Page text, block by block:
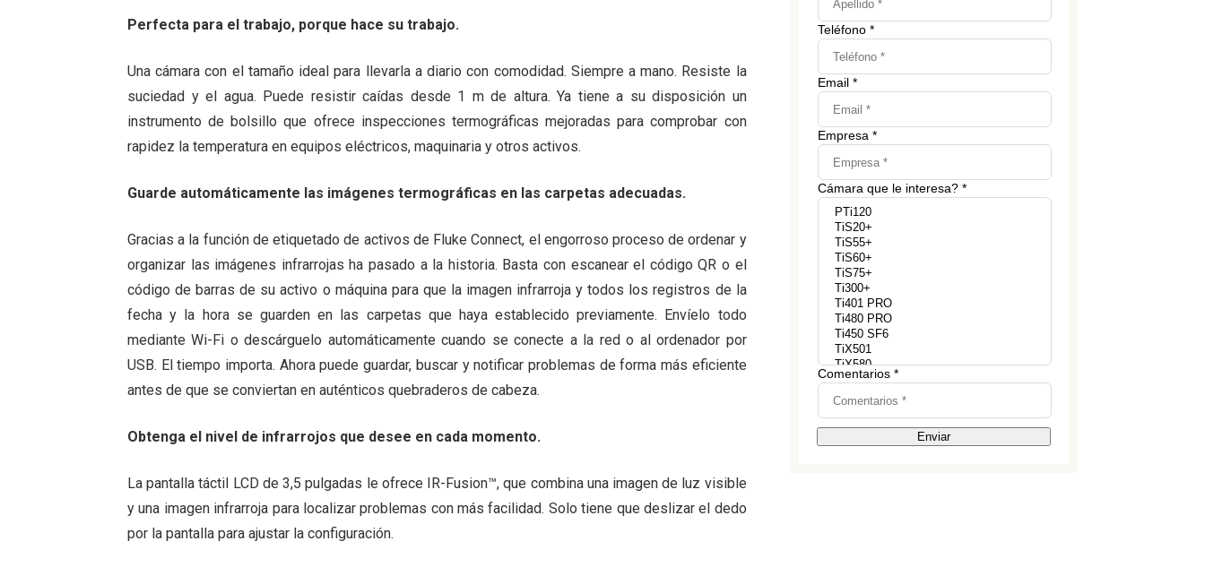
Perfecta para el trabajo, porque hace su trabajo.
Una cámara con el tamaño ideal para llevarla a diario con comodidad. Siempre a mano. Resiste la
suciedad y el agua. Puede resistir caídas desde 1 m de altura. Ya tiene a su disposición un
instrumento de bolsillo que ofrece inspecciones termográficas mejoradas para comprobar con
rapidez la temperatura en equipos eléctricos, maquinaria y otros activos.
Guarde automáticamente las imágenes termográficas en las carpetas adecuadas.
Gracias a la función de etiquetado de activos de Fluke Connect, el engorroso proceso de ordenar y
organizar las imágenes infrarrojas ha pasado a la historia. Basta con escanear el código QR o el
código de barras de su activo o máquina para que la imagen infrarroja y todos los registros de la
fecha y la hora se guarden en las carpetas que haya establecido previamente. Envíelo todo
mediante Wi-Fi o descárguelo automáticamente cuando se conecte a la red o al ordenador por
USB. El tiempo importa. Ahora puede guardar, buscar y notificar problemas de forma más eficiente
antes de que se conviertan en auténticos quebraderos de cabeza.
Obtenga el nivel de infrarrojos que desee en cada momento.
La pantalla táctil LCD de 3,5 pulgadas le ofrece IR-Fusion™, que combina una imagen de luz visible
y una imagen infrarroja para localizar problemas con más facilidad. Solo tiene que deslizar el dedo
por la pantalla para ajustar la configuración.